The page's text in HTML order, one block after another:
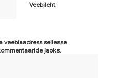
Veebileht
veebiaadress sellesse
jaoks.